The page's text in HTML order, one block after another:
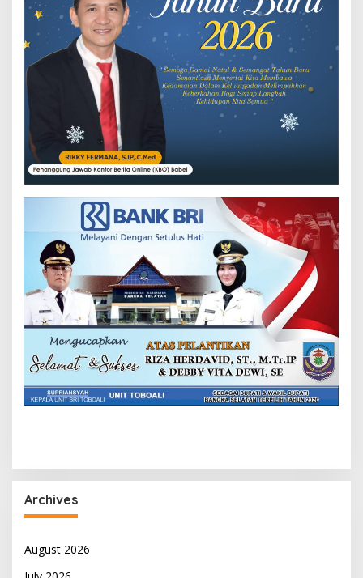
Archives
August 2026